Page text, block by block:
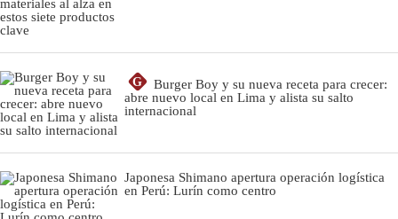
G
Burger Boy y su nueva receta para crecer:
abre nuevo local en Lima y alista su salto
internacional
Japonesa Shimano apertura operación logística
en Perú: Lurín como centro